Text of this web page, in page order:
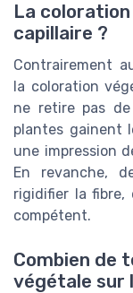
La
capillaire ?
Contrairement
la coloration
ne retire pas
plantes gainent
une impression
En revanche,
rigidifier la fibre,
compétent.
Combien de
végétale sur